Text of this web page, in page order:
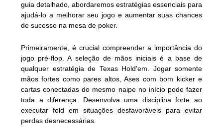
guia detalhado, abordaremos estratégias essenciais para
ajudá-lo a melhorar seu jogo e aumentar suas chances
de sucesso na mesa de poker.
Primeiramente, é crucial compreender a importância do
jogo pré-flop. A seleção de mãos iniciais é a base de
qualquer estratégia de Texas Hold'em. Jogar somente
mãos fortes como pares altos, Ases com bom kicker e
cartas conectadas do mesmo naipe no início pode fazer
toda a diferença. Desenvolva uma disciplina forte ao
executar fold em situações desfavoráveis para evitar
perdas desnecessárias.